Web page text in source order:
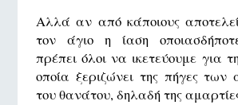
Αλλά αν από κάποιους
τον άγιο η ίαση
πρέπει όλοι να ικετεύουμε για
οποία ξεριζώνει της πήγες των
του θανάτου, δηλαδή της